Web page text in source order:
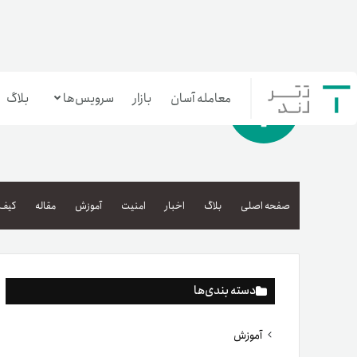
معامله آسان بازار سرویس‌ها
بازار تترلند
سرمایه‌گذاری آسان
بلاگ
صفحه اصلی بلاگ اخبار امنیت آموزش مقاله
دسته بندی‌ها
آموزش